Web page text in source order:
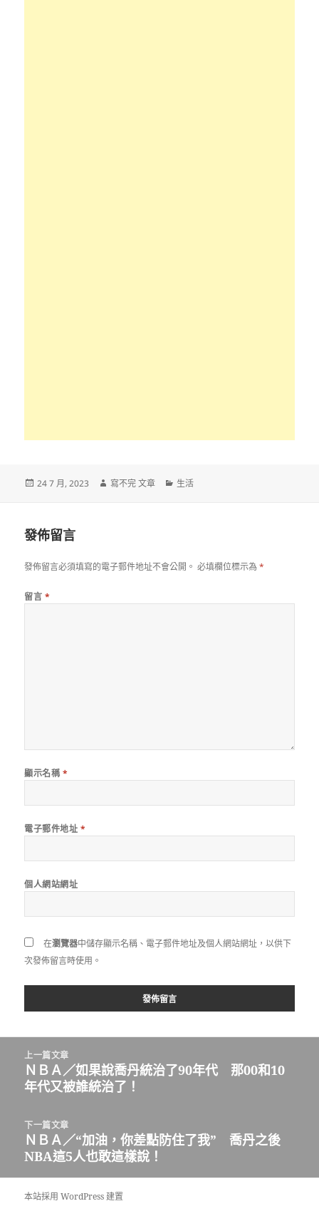
發
24 7 月, 2023
作
寫不完 文章
分
生活
發佈留言
發佈留言必須填寫的電子郵件地址不會公開。 必填欄位標示為*
留言 *
顯示名稱 *
電子郵件地址 *
個人網站網址
在瀏覽器中儲存顯示名稱、電子郵件地址及個人網站網址，以供下
次發佈留言時使用。
上一篇文章
上
一
文
章:
ＮＢＡ／如果說喬丹統治了90年代 那00和10
年代又被誰統治了！
下一篇文章
下
一
篇
文
ＮＢＡ／“加油，你差點防住了我” 喬丹之後
NBA這5人也敢這樣說！
本站採用 WordPress 建置